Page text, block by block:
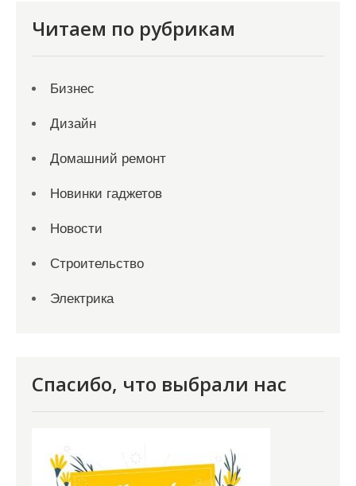
Читаем по рубрикам
Бизнес
Дизайн
Домашний ремонт
Новинки гаджетов
Новости
Строительство
Электрика
Спасибо, что выбрали нас